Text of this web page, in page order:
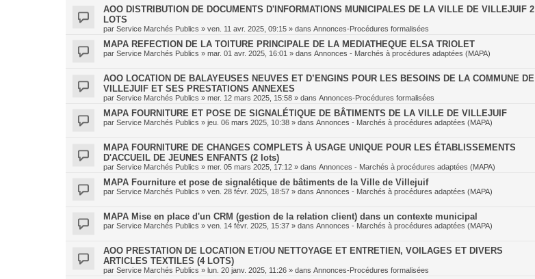
AOO DISTRIBUTION DE DOCUMENTS D'INFORMATIONS MUNICIPALES DE LA VILLE DE VILLEJUIF 2
LOTS
par Service Marchés Publics » ven. 11 avr. 2025, 09:15 » dans Annonces-Procédures formalisées
MAPA REFECTION DE LA TOITURE PRINCIPALE DE LA MEDIATHEQUE ELSA TRIOLET
par Service Marchés Publics » mar. 01 avr. 2025, 16:01 » dans Annonces - Marchés à procédures adaptées (MAPA)
AOO LOCATION DE BALAYEUSES NEUVES ET D’ENGINS POUR LES BESOINS DE LA COMMUNE DE
VILLEJUIF ET SES PRESTATIONS ANNEXES
par Service Marchés Publics » mer. 12 mars 2025, 15:58 » dans Annonces-Procédures formalisées
MAPA FOURNITURE ET POSE DE SIGNALÉTIQUE DE BÂTIMENTS DE LA VILLE DE VILLEJUIF
par Service Marchés Publics » jeu. 06 mars 2025, 10:38 » dans Annonces - Marchés à procédures adaptées (MAPA)
MAPA FOURNITURE DE CHANGES COMPLETS À USAGE UNIQUE POUR LES ÉTABLISSEMENTS
D'ACCUEIL DE JEUNES ENFANTS (2 lots)
par Service Marchés Publics » mer. 05 mars 2025, 17:12 » dans Annonces - Marchés à procédures adaptées (MAPA)
MAPA Fourniture et pose de signalétique de bâtiments de la Ville de Villejuif
par Service Marchés Publics » ven. 28 févr. 2025, 18:57 » dans Annonces - Marchés à procédures adaptées (MAPA)
MAPA Mise en place d'un CRM (gestion de la relation client) dans un contexte municipal
par Service Marchés Publics » ven. 14 févr. 2025, 15:37 » dans Annonces - Marchés à procédures adaptées (MAPA)
AOO PRESTATION DE LOCATION ET/OU NETTOYAGE ET ENTRETIEN, VOILAGES ET DIVERS
ARTICLES TEXTILES (4 LOTS)
par Service Marchés Publics » lun. 20 janv. 2025, 11:26 » dans Annonces-Procédures formalisées